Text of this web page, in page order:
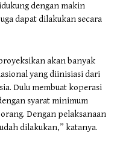
dengan makin
dapat dilakukan secara
akan banyak
yang diinisiasi dari
Dulu membuat koperasi
syarat minimum
Dengan pelaksanaan
dilakukan,” katanya.